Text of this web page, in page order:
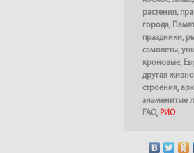
растения,
города,
праздники,
самолеты,
кроновые,
другая
строения,
знаменитые
FAO, РИО